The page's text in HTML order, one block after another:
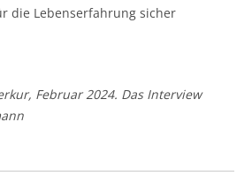
die Lebenserfahrung sicher
Februar 2024. Das Interview